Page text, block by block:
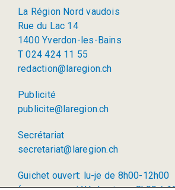
La Région Nord vaudois
Rue du Lac 14
1400 Yverdon-les-Bains
T 024 424 11 55
redaction@laregion.ch
Publicité
publicite@laregion.ch
Secrétariat
secretariat@laregion.ch
Guichet ouvert: lu-je de 8h00-12h00